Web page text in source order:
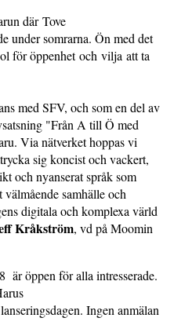
där Tove
under somrarna. Ön med det
för öppenhet och vilja att ta
med SFV, och som en del av
"Från A till Ö med
Via nätverket hoppas vi
sig koncist och vackert,
och nyanserat språk som
samhälle och
digitala och komplexa värld
Kråkström, vd på Moomin
är öppen för alla intresserade.
Ingen anmälan